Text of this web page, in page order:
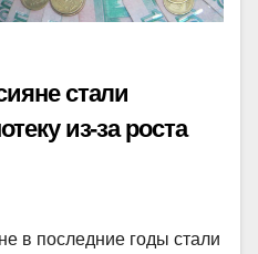
стали
из-за роста
в последние годы стали